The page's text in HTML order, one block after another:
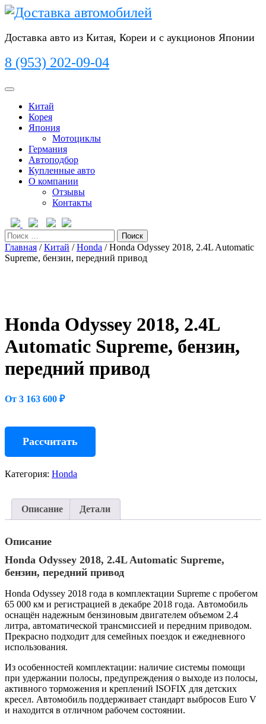
Перейти
Доставка авто из Китая, Кореи и с аукционов Японии
8 (953) 202-09-04
Кнопка
ОткрытьКитай
Корея
Япония
Мотоциклы
Германия
Автоподбор
Купленные авто
О компании
Отзывы
Контакты
Кнопка
Закрыть
Поиск
Главная /Китай /Honda / Honda Odyssey 2018, 2.4L Automatic
Supreme, бензин, передний привод
Honda Odyssey 2018, 2.4L
Automatic Supreme, бензин,
передний привод
От 3 163 600 ₽
Рассчитать
Категория: Honda
Описание Детали
Описание
Honda Odyssey 2018, 2.4L Automatic Supreme,
бензин, передний привод
Honda Odyssey 2018 года в комплектации Supreme с пробегом
65 000 км и регистрацией в декабре 2018 года. Автомобиль
оснащён надежным бензиновым двигателем объемом 2.4
литра, автоматической трансмиссией и передним приводом.
Прекрасно подходит для семейных поездок и ежедневного
использования.
Из особенностей комплектации: наличие системы помощи
при удержании полосы, предупреждения о выходе из полосы,
активного торможения и креплений ISOFIX для детских
кресел. Автомобиль поддерживает стандарт выбросов Euro V
и находится в отличном рабочем состоянии.